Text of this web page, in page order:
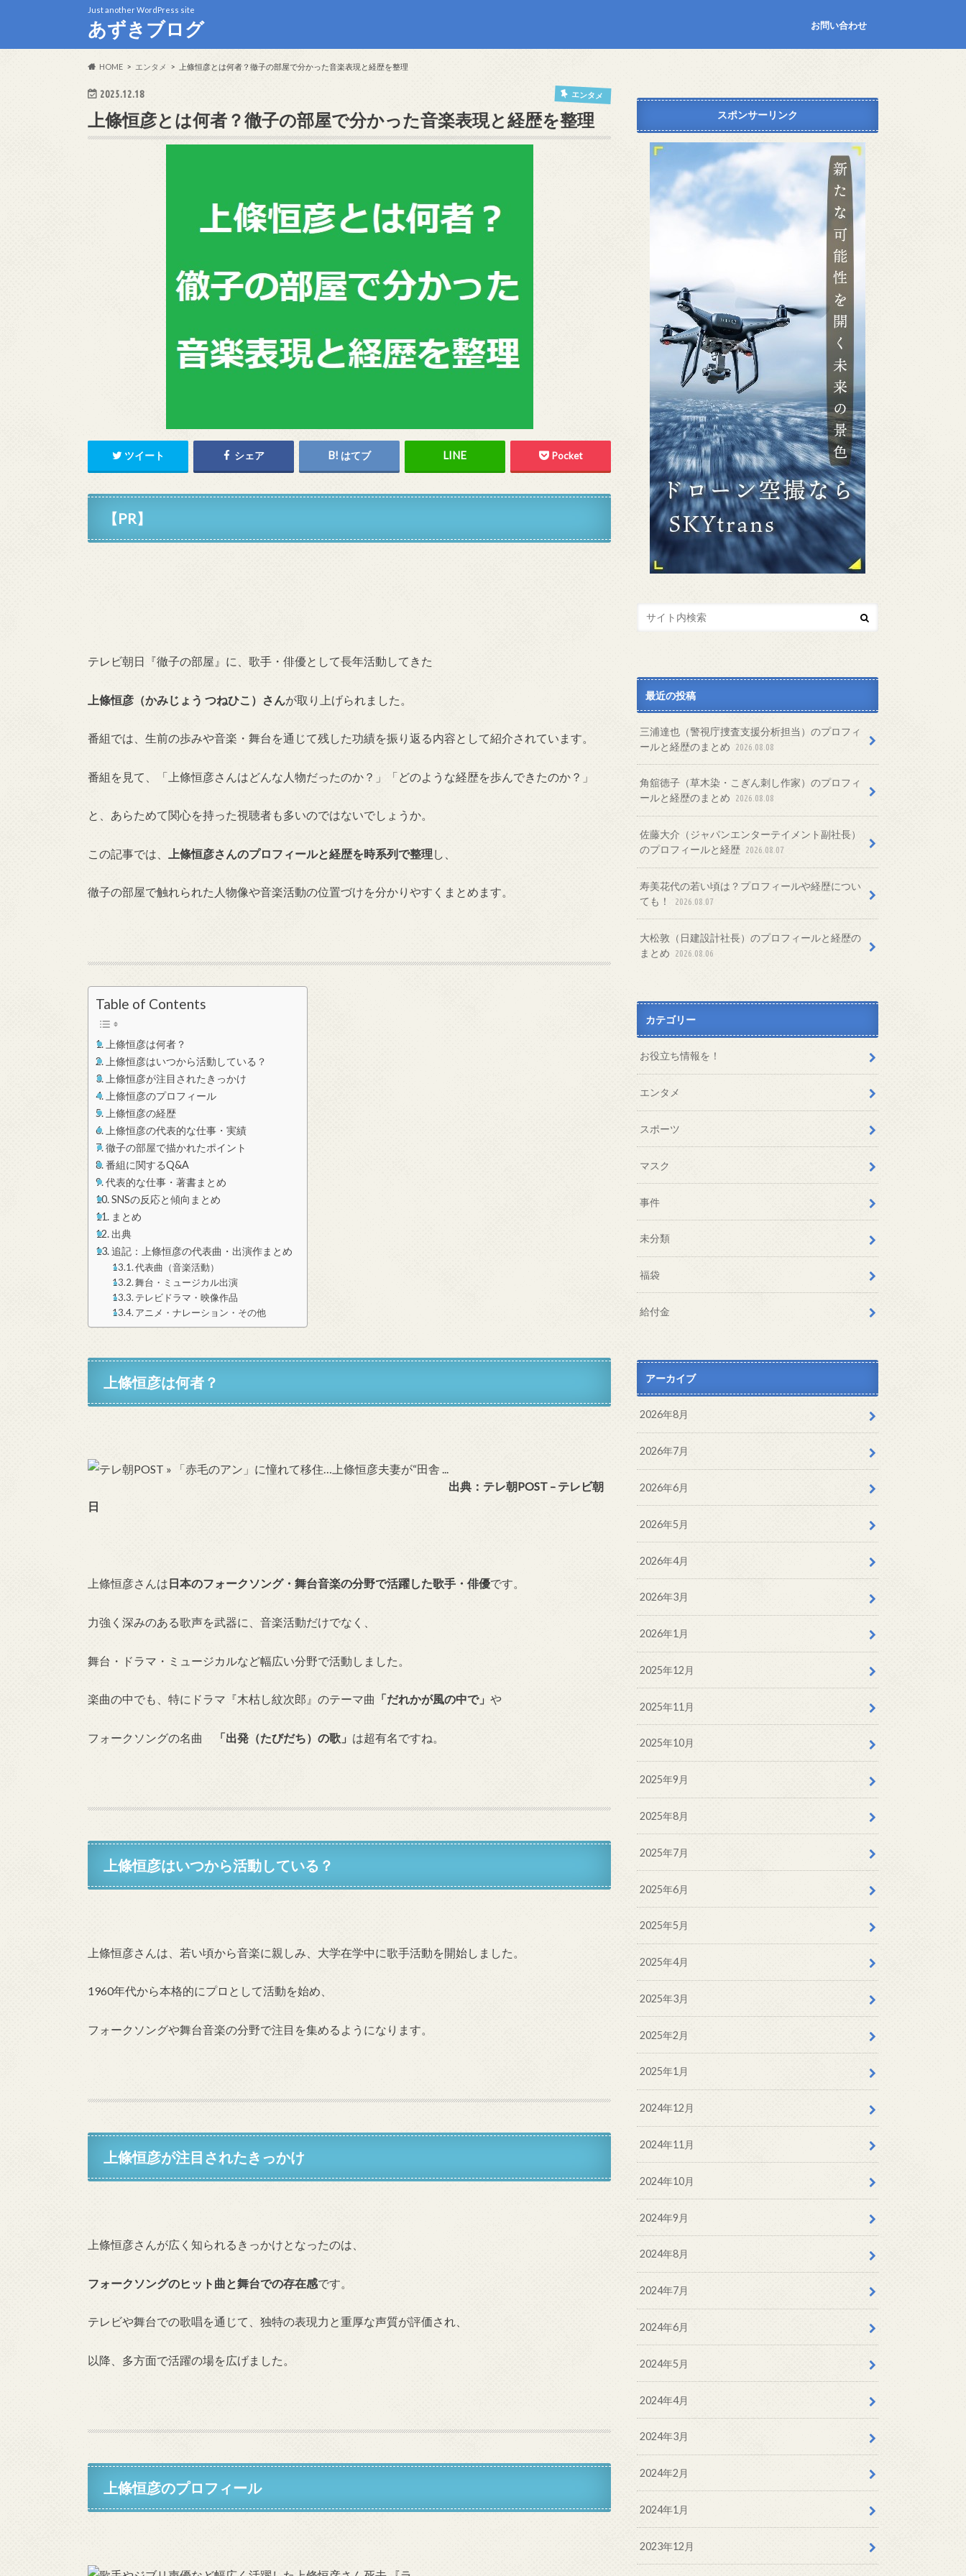
Just another WordPress site
あずきブログ お問い合わせ
HOME エンタメ 上條恒彦とは何者？徹子の部屋で分かった音楽表現と経歴を整理
2025.12.18 エンタメ
上條恒彦とは何者？徹子の部屋で分かった音楽表現と経歴を整理
ツイート シェア はてブ Pocket
【PR】
テレビ朝日『徹子の部屋』に、歌手・俳優として長年活動してきた
上條恒彦（かみじょう つねひこ）さんが取り上げられました。
番組では、生前の歩みや音楽・舞台を通じて残した功績を振り返る内容として紹介されています。
番組を見て、「上條恒彦さんはどんな人物だったのか？」「どのような経歴を歩んできたのか？」
と、あらためて関心を持った視聴者も多いのではないでしょうか。
この記事では、 上條恒彦さんのプロフィールと経歴を時系列で整理 し、
徹子の部屋で触れられた人物像や音楽活動の位置づけを分かりやすくまとめます。
Table of Contents
上條恒彦は何者？
上條恒彦はいつから活動している？
上條恒彦が注目されたきっかけ
上條恒彦のプロフィール
上條恒彦の経歴
上條恒彦の代表的な仕事・実績
徹子の部屋で描かれたポイント
番組に関するQ&A
代表的な仕事・著書まとめ
SNSの反応と傾向まとめ
まとめ
出典
追記：上條恒彦の代表曲・出演作まとめ
代表曲（音楽活動）
舞台・ミュージカル出演
テレビドラマ・映像作品
アニメ・ナレーション・その他
上條恒彦は何者？
出典：テレ朝POST – テレビ朝
日
上條恒彦さんは 日本のフォークソング・舞台音楽の分野で活躍した歌手・俳優です。
力強く深みのある歌声を武器に、音楽活動だけでなく、
舞台・ドラマ・ミュージカルなど幅広い分野で活動しました。
楽曲の中でも、特にドラマ『木枯し紋次郎』のテーマ曲 「だれかが風の中で」 や
フォークソングの名曲 「出発（たびだち）の歌」 は超有名ですね。
上條恒彦はいつから活動している？
上條恒彦さんは、若い頃から音楽に親しみ、大学在学中に歌手活動を開始しました。
1960年代から本格的にプロとして活動を始め、
フォークソングや舞台音楽の分野で注目を集めるようになります。
上條恒彦が注目されたきっかけ
上條恒彦さんが広く知られるきっかけとなったのは、
フォークソングのヒット曲と舞台での存在感です。
テレビや舞台での歌唱を通じて、独特の表現力と重厚な声質が評価され、
以降、多方面で活躍の場を広げました。
上條恒彦のプロフィール
スポンサーリンク
最近の投稿
三浦達也（警視庁捜査支援分析担当）のプロフィ
ールと経歴のまとめ
2026.08.08
角舘徳子（草木染・こぎん刺し作家）のプロフィ
ールと経歴のまとめ
2026.08.08
佐藤大介（ジャパンエンターテイメント副社長）
のプロフィールと経歴 2026.08.07
寿美花代の若い頃は？プロフィールや経歴につい
ても！
2026.08.07
大松敦（日建設計社長）のプロフィールと経歴の
まとめ
2026.08.06
カテゴリー
お役立ち情報を！
エンタメ
スポーツ
マスク
事件
未分類
福袋
給付金
アーカイブ
2026年8月
2026年7月
2026年6月
2026年5月
2026年4月
2026年3月
2026年1月
2025年12月
2025年11月
2025年10月
2025年9月
2025年8月
2025年7月
2025年6月
2025年5月
2025年4月
2025年3月
2025年2月
2025年1月
2024年12月
2024年11月
2024年10月
2024年9月
2024年8月
2024年7月
2024年6月
2024年5月
2024年4月
2024年3月
2024年2月
2024年1月
2023年12月